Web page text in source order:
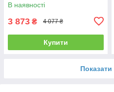
В наявності
3 873 ₴ 4 077 ₴
Купити